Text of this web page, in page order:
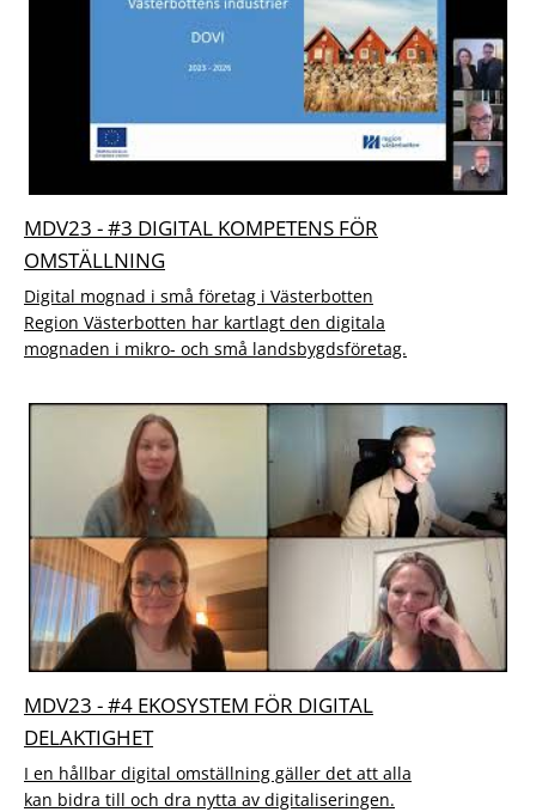
MDV23 - #3 DIGITAL KOMPETENS FÖR
OMSTÄLLNING
Digital mognad i små företag i Västerbotten
Region Västerbotten har kartlagt den digitala
mognaden i mikro- och små landsbygdsföretag.
MDV23 - #4 EKOSYSTEM FÖR DIGITAL
DELAKTIGHET
I en hållbar digital omställning gäller det att alla
kan bidra till och dra nytta av digitaliseringen.